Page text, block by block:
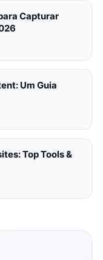
Capturar
Um Guia
Top Tools &